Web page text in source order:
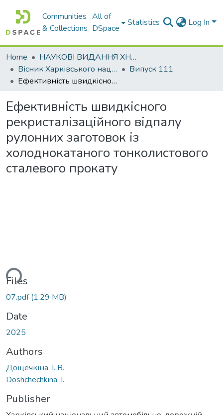
Communities
& Collections
All of
DSpace
Statistics Log In
Home
НАУКОВІ ВИДАННЯ ХНАДУ
Вісник Харківського національного автомобільно-дорожнього університету / Вестник Харьковского национального автомобильно-дорожного университета
Випуск 111
Ефективність швидкісного рекристалізаційного відпалу рулонних заготовок із холоднокатаного тонколистового сталевого прокату
Ефективність швидкісного
рекристалізаційного відпалу
рулонних заготовок із
холоднокатаного тонколистового
сталевого прокату
Files
07.pdf(1.29 MB)
Date
2025
Authors
Дощечкіна, І. В.
Doshchechkina, І.
Publisher